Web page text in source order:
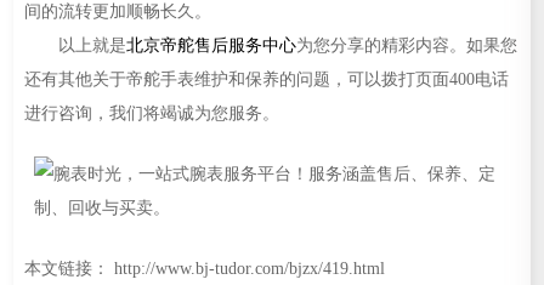
间的流转更加顺畅长久。
以上就是北京帝舵售后服务中心为您分享的精彩内容。如果您
还有其他关于帝舵手表维护和保养的问题，可以拨打页面400电话
进行咨询，我们将竭诚为您服务。
本文链接： http://www.bj-tudor.com/bjzx/419.html